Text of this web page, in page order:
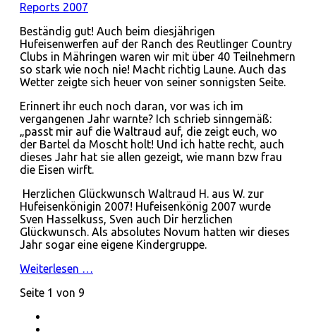
Reports 2007
Beständig gut! Auch beim diesjährigen
Hufeisenwerfen auf der Ranch des Reutlinger Country
Clubs in Mähringen waren wir mit über 40 Teilnehmern
so stark wie noch nie! Macht richtig Laune. Auch das
Wetter zeigte sich heuer von seiner sonnigsten Seite.
Erinnert ihr euch noch daran, vor was ich im
vergangenen Jahr warnte? Ich schrieb sinngemäß:
„passt mir auf die Waltraud auf, die zeigt euch, wo
der Bartel da Moscht holt! Und ich hatte recht, auch
dieses Jahr hat sie allen gezeigt, wie mann bzw frau
die Eisen wirft.
Herzlichen Glückwunsch Waltraud H. aus W. zur
Hufeisenkönigin 2007! Hufeisenkönig 2007 wurde
Sven Hasselkuss, Sven auch Dir herzlichen
Glückwunsch. Als absolutes Novum hatten wir dieses
Jahr sogar eine eigene Kindergruppe.
Weiterlesen …
Seite 1 von 9